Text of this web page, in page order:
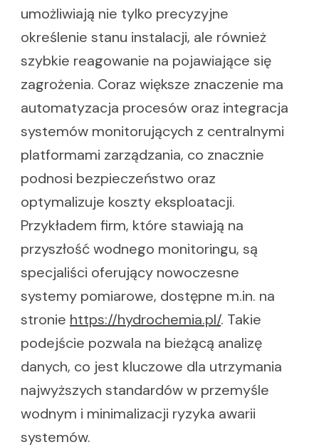
umożliwiają nie tylko precyzyjne
określenie stanu instalacji, ale również
szybkie reagowanie na pojawiające się
zagrożenia. Coraz większe znaczenie ma
automatyzacja procesów oraz integracja
systemów monitorujących z centralnymi
platformami zarządzania, co znacznie
podnosi bezpieczeństwo oraz
optymalizuje koszty eksploatacji.
Przykładem firm, które stawiają na
przyszłość wodnego monitoringu, są
specjaliści oferujący nowoczesne
systemy pomiarowe, dostępne m.in. na
stronie https://hydrochemia.pl/. Takie
podejście pozwala na bieżącą analizę
danych, co jest kluczowe dla utrzymania
najwyższych standardów w przemyśle
wodnym i minimalizacji ryzyka awarii
systemów.